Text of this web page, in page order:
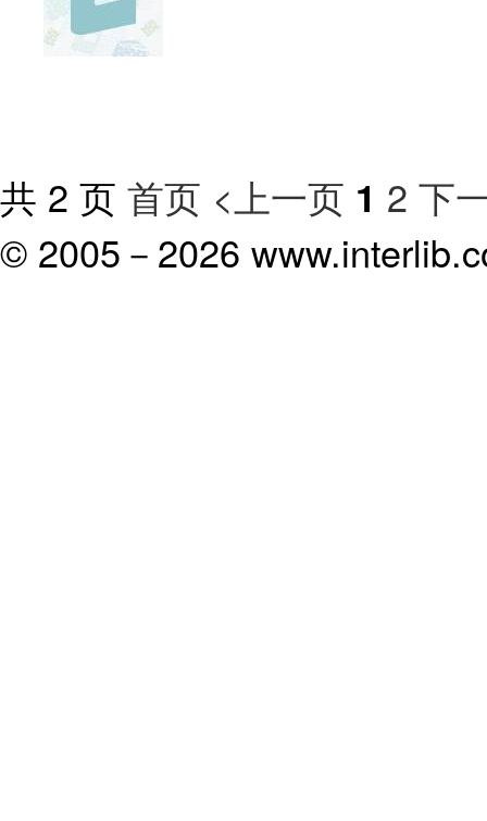
共 2 页 首页 <上一页 1 2 下
© 2005－ 2026